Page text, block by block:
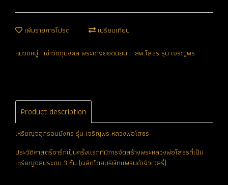
เพิ่มรายการโปรด เปรียบเทียบ
หมวดหมู่ : เช่าวัตถุมงคล พระเกจิยอดนิยม , ลพ.โสธร รุ่น เจริญพร
Product description
เหรียญฉลุกรอบมังกร รุ่น เจริญพร หลวงพ่อโสธร
ประวัติศาสตร์จารึกเป็นครั้งแรกที่มีการจัดสร้างพระหลวงพ่อโสธรที่เป็น
เหรียญฉลุประกบ 3 ชิ้น (ผลิตโดยบริษัทแพรนด้าจิวเวลรี่)